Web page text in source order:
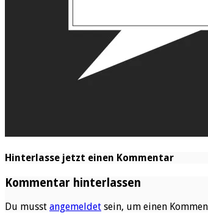
Hinterlasse jetzt einen Kommentar
Kommentar hinterlassen
Du musst angemeldet sein, um einen